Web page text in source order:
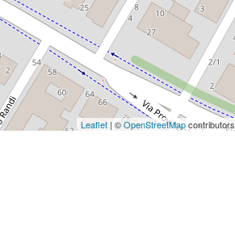
Leaflet| ©OpenStreetMapcontributors